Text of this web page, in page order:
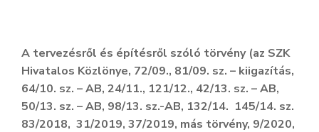
A tervezésről és építésről szóló törvény (az SZK
Hivatalos Közlönye, 72/09., 81/09. sz. – kiigazítás,
64/10. sz. – AB, 24/11., 121/12., 42/13. sz. – AB,
50/13. sz. – AB, 98/13. sz.-AB, 132/14. 145/14. sz.
83/2018, 31/2019, 37/2019, más törvény, 9/2020,